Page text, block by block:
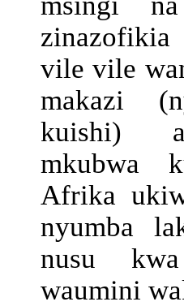
vile vile
makazi
kuishi)
mkubwa
Afrika
nyumba
nusu
waumini